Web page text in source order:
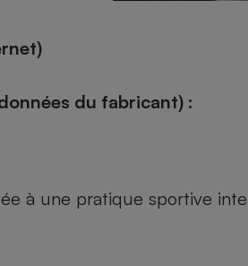
du fabricant) :
à une pratique sportive